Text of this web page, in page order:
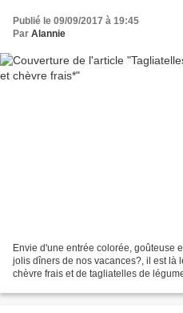
Publié le 09/09/2017 à 19:45
Par Alannie
Envie d'une entrée colorée, goûteuse
jolis dîners de nos vacances?, il est là
chèvre frais et de tagliatelles de